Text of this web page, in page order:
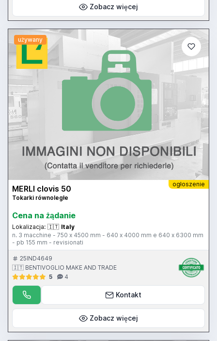
Zobacz więcej
używany
ogłoszenie
MERLI clovis 50
Tokarki równoległe
Cena na żądanie
Lokalizacja: 🇮🇹 Italy
n. 3 macchine - 750 x 4500 mm - 640 x 4000 mm e 640 x 6300 mm
- pb 155 mm - revisionati
25IND4649
🇮🇹 BENTIVOGLIO MAKE AND TRADE
5
4
Kontakt
Zobacz więcej